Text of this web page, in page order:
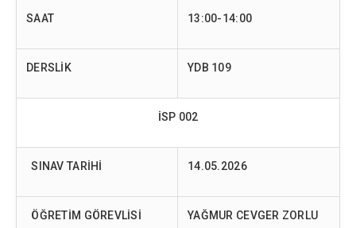
SAAT 13:00-14:00
DERSLİK YDB 109
İSP 002
SINAV TARİHİ 14.05.2026
ÖĞRETİM GÖREVLİSİ YAĞMUR CEVGER ZORLU